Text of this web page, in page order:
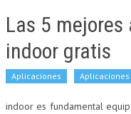
Las 5
indoor gratis
Aplicaciones
indoor es fundamental